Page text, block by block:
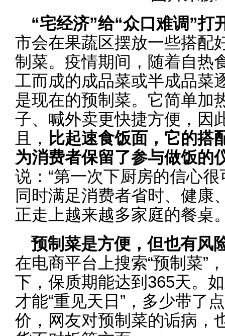
“宅经济”给“众口难调”打
市会在果蔬区摆放一些搭配
制菜。疫情期间，随着自热
工而成的成品菜或半成品菜
是现在的预制菜。它简单加
子、喊外卖更快捷方便，因
且， 比起速食饭面，它的搭
为消费者保留了参与做饭的
说：“第一次下厨房的信心
同时满足消费者省时、健康
正走上越来越多家庭的餐桌
预制菜是方便，但也有风
在电商平台上搜索“预制菜”
下，保质期能达到365天。
才能“重见天日”，多少带了
价，网友对预制菜的诟病，